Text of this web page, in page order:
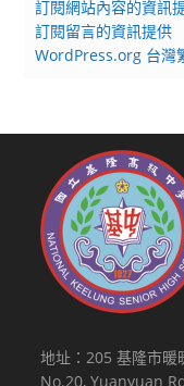
訂閱網站內容的資訊
訂閱留言的資訊提供
WordPress.org 台灣
地址：205 基隆市暖
No.20, Yuanyuan